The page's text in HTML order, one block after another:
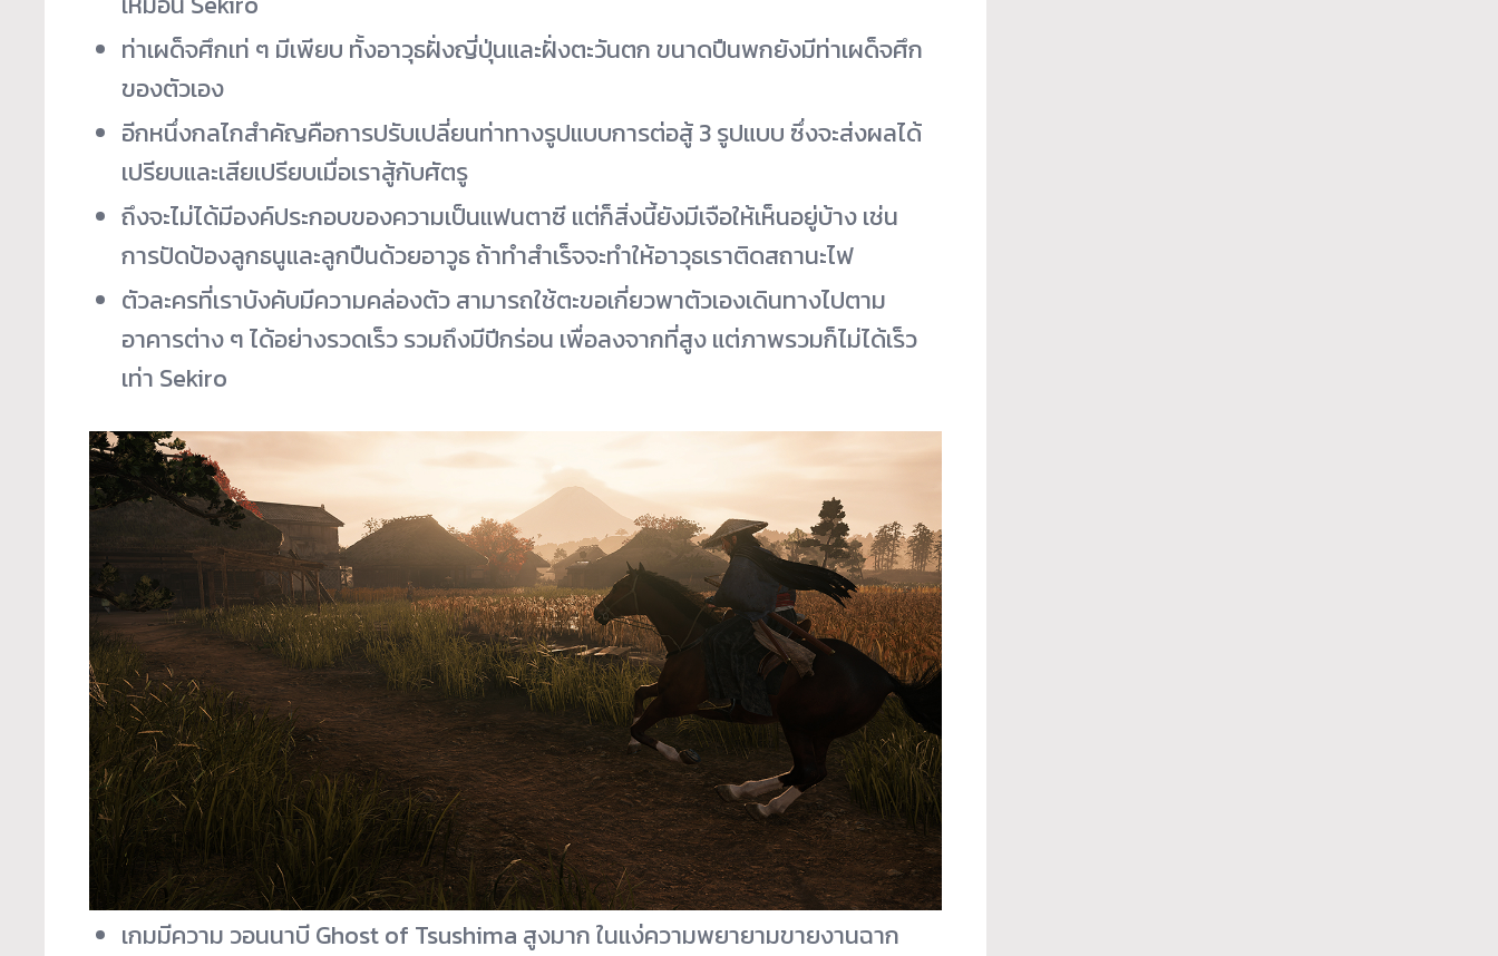
ท่าเผด็จศึกเท่ ๆ มีเพียบ ทั้งอาวุธฝั่งญี่ปุ่นและฝั่งตะวันตก ขนาดปืนพกยังมีท่าเผด็จศึก
ของตัวเอง
อีกหนึ่งกลไกสำคัญคือการปรับเปลี่ยนท่าทางรูปแบบการต่อสู้ 3 รูปแบบ ซึ่งจะส่งผลได้
เปรียบและเสียเปรียบเมื่อเราสู้กับศัตรู
ถึงจะไม่ได้มีองค์ประกอบของความเป็นแฟนตาซี แต่ก็สิ่งนี้ยังมีเจือให้เห็นอยู่บ้าง เช่น
การปัดป้องลูกธนูและลูกปืนด้วยอาวูธ ถ้าทำสำเร็จจะทำให้อาวุธเราติดสถานะไฟ
ตัวละครที่เราบังคับมีความคล่องตัว สามารถใช้ตะขอเกี่ยวพาตัวเองเดินทางไปตาม
อาคารต่าง ๆ ได้อย่างรวดเร็ว รวมถึงมีปีกร่อน เพื่อลงจากที่สูง แต่ภาพรวมก็ไม่ได้เร็ว
เท่า Sekiro
เกมมีความ วอนนาบี Ghost of Tsushima สูงมาก ในแง่ความพยายามขายงานฉาก